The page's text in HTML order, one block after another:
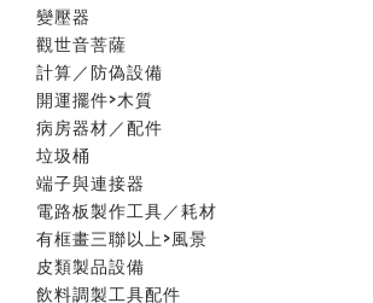
變壓器
觀世音菩薩
計算／防偽設備
開運擺件>木質
病房器材／配件
垃圾桶
端子與連接器
電路板製作工具／耗材
有框畫三聯以上>風景
皮類製品設備
飲料調製工具配件